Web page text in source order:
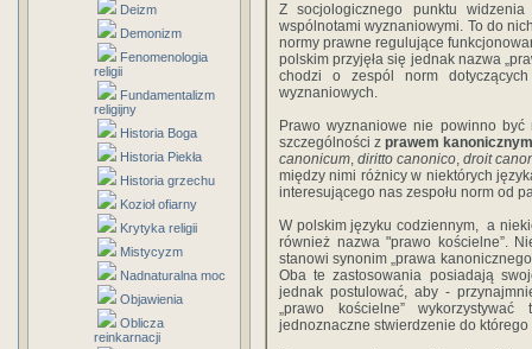
Deizm
Demonizm
Fenomenologia
religii
Fundamentalizm
religijny
Historia Boga
Historia Piekła
Historia grzechu
Kozioł ofiarny
Krytyka religii
Mistycyzm
Nadnaturalna moc
Objawienia
Oblicza
reinkarnacji
Z socjologicznego punktu
wspólnotami wyznaniowymi. To do
normy prawne regulujące
polskim przyjęła się jednak nazwa
chodzi o zespól norm
wyznaniowych.
Prawo wyznaniowe nie powinno
szczególności z prawem kanonicznym
canonicum, diritto canonico, droit
między nimi różnicy w niektórych
interesującego nas zespołu norm od
W polskim języku codziennym, a
również nazwa "prawo kościelne”.
stanowi synonim „prawa
Oba te zastosowania posiadają
jednak postulować, aby -
„prawo kościelne”
jednoznaczne stwierdzenie do